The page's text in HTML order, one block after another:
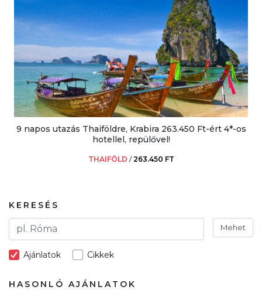
9 napos utazás Thaiföldre, Krabira 263.450 Ft-ért 4*-os
hotellel, repülővel!
THAIFÖLD /263.450 FT
KERESÉS
Mehet
Ajánlatok Cikkek
HASONLÓ AJÁNLATOK